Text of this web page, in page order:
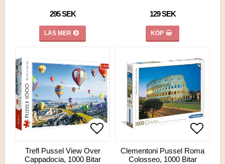
295 SEK
LÄS MER
129 SEK
KÖP
Lägg till i favoritlistan
Lägg till i favoritlistan
Trefl Pussel View Over
Cappadocia, 1000 Bitar
Lägg
Clementoni Pussel Roma
Colosseo, 1000 Bitar